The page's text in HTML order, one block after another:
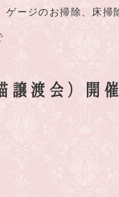
ージのお掃除、床掃
譲渡会）開